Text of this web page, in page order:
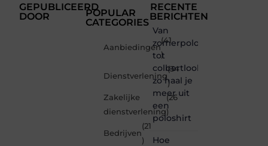
GEPUBLICEERD
DOOR
POPULAR
CATEGORIES
Aanbiedingen
(41
)
Dienstverlening
(34
)
Zakelijke
dienstverlening
(26
)
Bedrijven
(21
)
RECENTE
BERICHTEN
Van
zomerpolo
tot
colbertlook
zo haal je
meer uit
een
poloshirt
Hoe